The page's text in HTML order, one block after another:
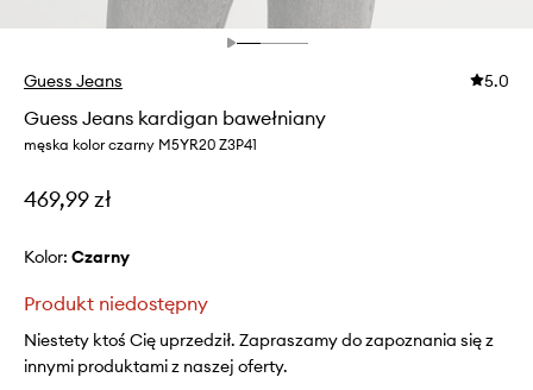
Guess Jeans 5.0
Guess Jeans kardigan bawełniany
męska kolor czarny M5YR20 Z3P41
469,99 zł
Kolor: czarny
Produkt niedostępny
Niestety ktoś Cię uprzedził. Zapraszamy do zapoznania się z
innymi produktami z naszej oferty.